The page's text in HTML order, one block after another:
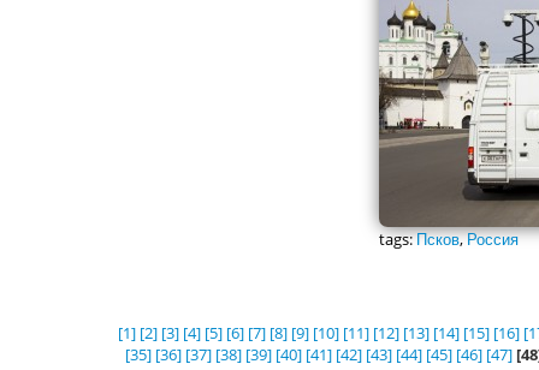
tags:Псков,Россия
[1] [2] [3] [4] [5] [6] [7] [8] [9] [10] [11] [12] [13] [14] [15] [16]
[35] [36] [37] [38] [39] [40] [41] [42] [43] [44] [45] [46] [47]